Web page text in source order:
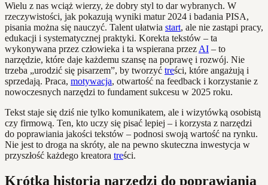
Wielu z nas wciąż wierzy, że dobry styl to dar wybranych. W
rzeczywistości, jak pokazują wyniki matur 2024 i badania PISA,
pisania można się nauczyć. Talent ułatwia start, ale nie zastąpi pracy,
edukacji i systematycznej praktyki. Korekta tekstów – ta
wykonywana przez człowieka i ta wspierana przez AI – to
narzędzie, które daje każdemu szansę na poprawę i rozwój. Nie
trzeba „urodzić się pisarzem”, by tworzyć treści, które angażują i
sprzedają. Praca, motywacja, otwartość na feedback i korzystanie z
nowoczesnych narzędzi to fundament sukcesu w 2025 roku.
Tekst staje się dziś nie tylko komunikatem, ale i wizytówką osobistą
czy firmową. Ten, kto uczy się pisać lepiej – i korzysta z narzędzi
do poprawiania jakości tekstów – podnosi swoją wartość na rynku.
Nie jest to droga na skróty, ale na pewno skuteczna inwestycja w
przyszłość każdego kreatora treści.
Krótka historia narzędzi do poprawiania